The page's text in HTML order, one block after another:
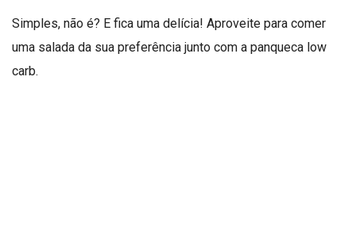
Simples, não é? E fica uma delícia! Aproveite para comer
uma salada da sua preferência junto com a panqueca low
carb.